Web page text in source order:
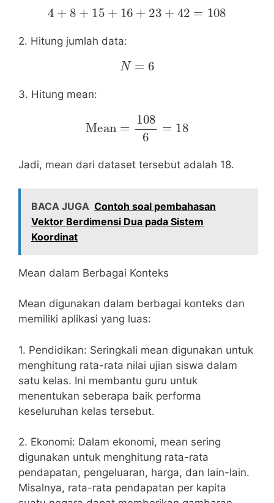
4+ 8 +15 + 16 +23+ 42=108
2. Hitung jumlah data:
N =6
3. Hitung mean:
1086
Jadi, mean dari dataset tersebut adalah 18.
BACA JUGA Contoh soal pembahasan
Vektor Berdimensi Dua pada Sistem
Koordinat
Mean dalam Berbagai Konteks
Mean digunakan dalam berbagai konteks dan
memiliki aplikasi yang luas:
1. Pendidikan: Seringkali mean digunakan untuk
menghitung rata-rata nilai ujian siswa dalam
satu kelas. Ini membantu guru untuk
menentukan seberapa baik performa
keseluruhan kelas tersebut.
2. Ekonomi: Dalam ekonomi, mean sering
digunakan untuk menghitung rata-rata
pendapatan, pengeluaran, harga, dan lain-lain.
Misalnya, rata-rata pendapatan per kapita